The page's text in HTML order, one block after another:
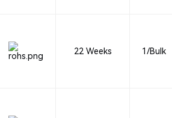
22 Weeks 1/Bulk